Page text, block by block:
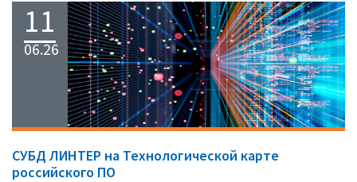
11
06.26
СУБД ЛИНТЕР на Технологической карте
российского ПО